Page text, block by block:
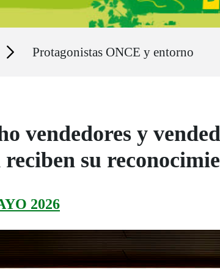
Protagonistas ONCE y entorno
vendedores y
su
2026